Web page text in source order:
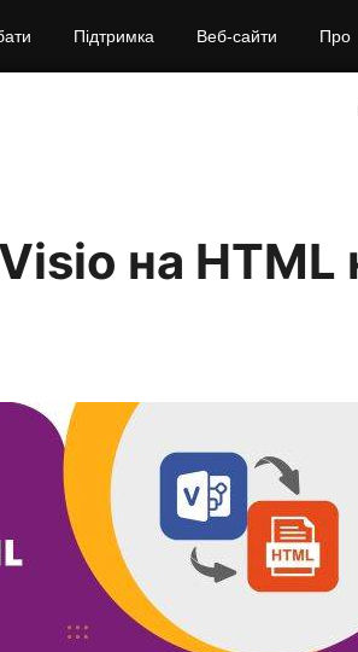
Підтримка Веб‑сайти Про
на HTML